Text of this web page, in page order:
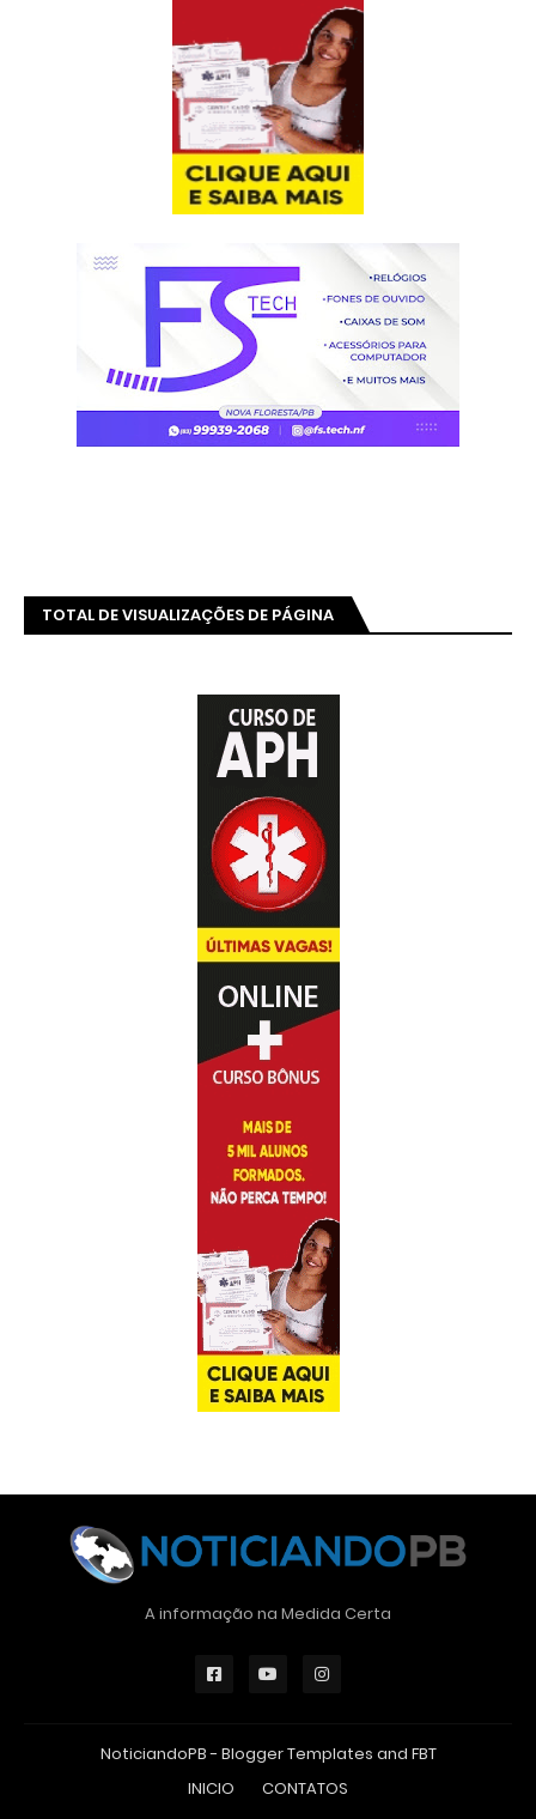
TOTAL DE VISUALIZAÇÕES DE PÁGINA
A informação na Medida Certa
NoticiandoPB - Blogger Templates and FBT
INICIO
CONTATOS